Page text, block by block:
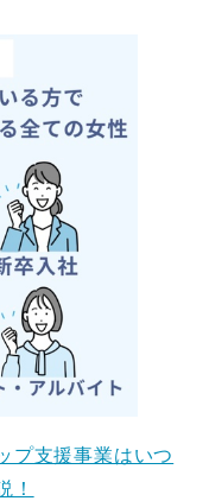
プ支援事業はいつ
！